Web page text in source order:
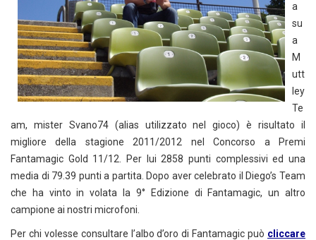
a
su
a
M
utt
ley
Te
am, mister Svano74 (alias utilizzato nel gioco) è risultato il
migliore della stagione 2011/2012 nel Concorso a Premi
Fantamagic Gold 11/12. Per lui 2858 punti complessivi ed una
media di 79.39 punti a partita. Dopo aver celebrato il Diego’s Team
che ha vinto in volata la 9° Edizione di Fantamagic, un altro
campione ai nostri microfoni.
Per chi volesse consultare l’albo d’oro di Fantamagic può cliccare